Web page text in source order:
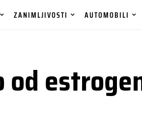
ZANIMLJIVOSTI AUTOMOBILI